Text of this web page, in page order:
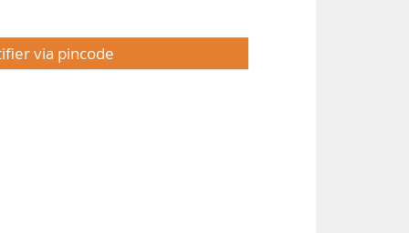
via pincode